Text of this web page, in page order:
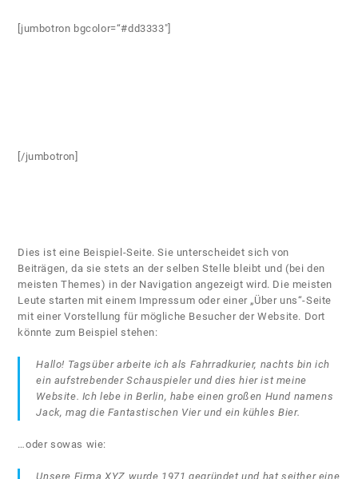
[jumbotron bgcolor=“#dd3333″]
[/jumbotron]
Dies ist eine Beispiel-Seite. Sie unterscheidet sich von
Beiträgen, da sie stets an der selben Stelle bleibt und (bei den
meisten Themes) in der Navigation angezeigt wird. Die meisten
Leute starten mit einem Impressum oder einer „Über uns“-Seite
mit einer Vorstellung für mögliche Besucher der Website. Dort
könnte zum Beispiel stehen:
Hallo! Tagsüber arbeite ich als Fahrradkurier, nachts bin ich
ein aufstrebender Schauspieler und dies hier ist meine
Website. Ich lebe in Berlin, habe einen großen Hund namens
Jack, mag die Fantastischen Vier und ein kühles Bier.
…oder sowas wie:
Unsere Firma XYZ wurde 1971 gegründet und hat seither eine